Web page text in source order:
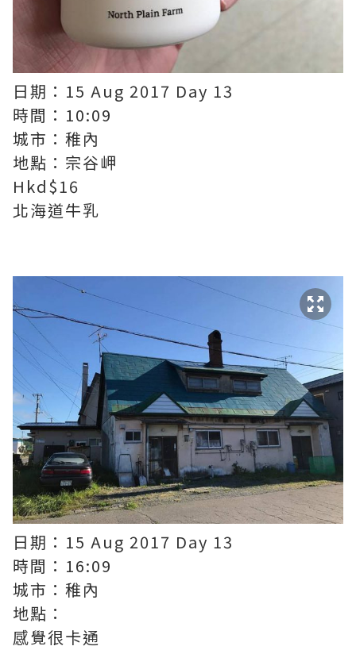
日期：15 Aug 2017 Day 13
時間：10:09
城市：稚內
地點：宗谷岬
Hkd$16
北海道牛乳
日期：15 Aug 2017 Day 13
時間：16:09
城市：稚內
地點：
感覺很卡通